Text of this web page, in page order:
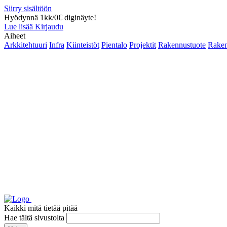
Siirry sisältöön
Hyödynnä 1kk/0€ diginäyte!
Lue lisää Kirjaudu
Aiheet
Arkkitehtuuri Infra Kiinteistöt Pientalo Projektit Rakennustuote
Kaikki mitä tietää pitää
Hae tältä sivustolta